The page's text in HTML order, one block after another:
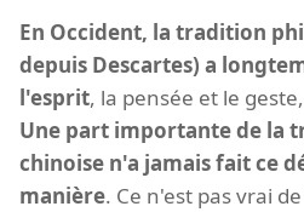
En Occident, la tradition
depuis Descartes) a
l'esprit, la pensée et le
Une part importante de la
chinoise n'a jamais fait ce
manière. Ce n'est pas vrai